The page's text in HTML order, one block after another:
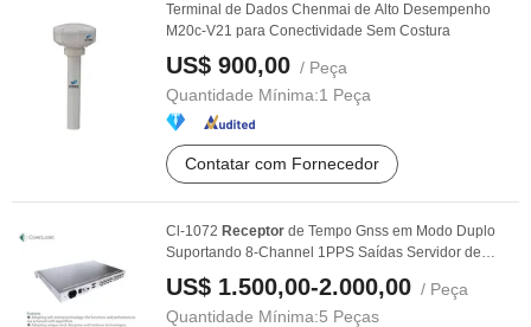
Terminal de Dados Chenmai de Alto Desempenho
M20c-V21 para Conectividade Sem Costura
US$ 900,00 / Peça
Quantidade Mínima:1 Peça
Contatar com Fornecedor
Cl-1072 Receptor de Tempo Gnss em Modo Duplo
Suportando 8-Channel 1PPS Saídas Servidor de
Tempo Ntp ...
US$ 1.500,00-2.000,00 / Peça
Quantidade Mínima:5 Peças